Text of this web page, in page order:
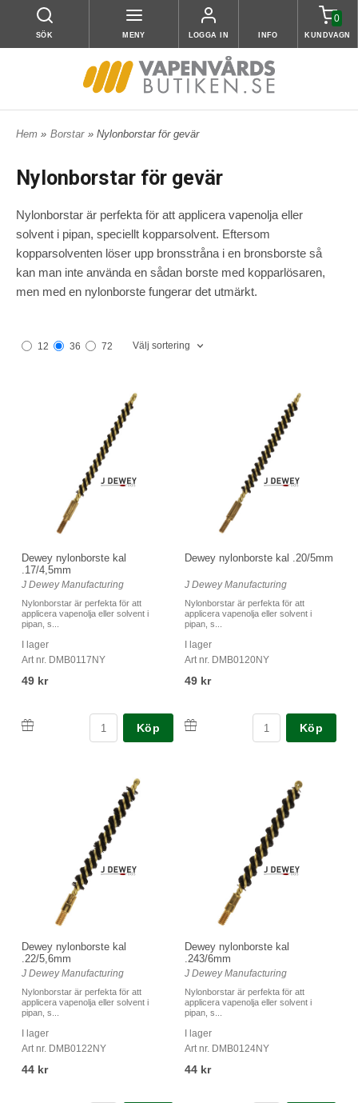
SÖK MENY LOGGA IN INFO
0
KUNDVAGN
Hem » Borstar » Nylonborstar för gevär
Nylonborstar för gevär
Nylonborstar är perfekta för att applicera vapenolja eller
solvent i pipan, speciellt kopparsolvent. Eftersom
kopparsolventen löser upp bronsstråna i en bronsborste så
kan man inte använda en sådan borste med kopparlösaren,
men med en nylonborste fungerar det utmärkt.
12 36 72 Välj sortering
Dewey nylonborste kal
.17/4,5mm
J Dewey Manufacturing
Nylonborstar är perfekta för att
applicera vapenolja eller solvent i
pipan, s...
I lager
Art nr. DMB0117NY
49 kr
Köp
Dewey nylonborste kal .20/5mm
J Dewey Manufacturing
Nylonborstar är perfekta för att
applicera vapenolja eller solvent i
pipan, s...
I lager
Art nr. DMB0120NY
49 kr
Köp
Dewey nylonborste kal
.22/5,6mm
J Dewey Manufacturing
Nylonborstar är perfekta för att
applicera vapenolja eller solvent i
pipan, s...
I lager
Art nr. DMB0122NY
44 kr
Dewey nylonborste kal
.243/6mm
J Dewey Manufacturing
Nylonborstar är perfekta för att
applicera vapenolja eller solvent i
pipan, s...
I lager
Art nr. DMB0124NY
44 kr